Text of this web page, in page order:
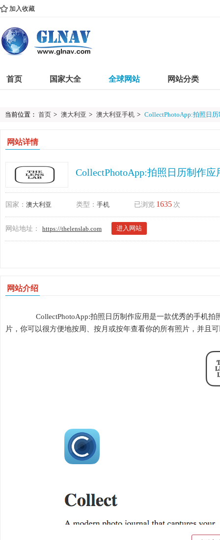
加入收藏
首页 国家大全 全球网站 网站分类
当前位置： 首页 > 澳大利亚 > 澳大利亚手机 > CollectPhotoApp:拍照日
网站详情
CollectPhotoApp:拍照日历制作应
国家： 澳大利亚 类型： 手机 已浏览 1635 次
网站地址： https://thelenslab.com 进入网站
网站介绍
CollectPhotoApp:拍照日历制作应用是一款优秀的手机拍
片，你可以很方便地按周、按月或按年查看你的所有照片，并且